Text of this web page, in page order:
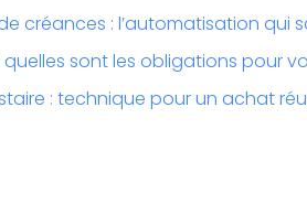
créances : l’automatisation qui
sont les obligations pour
: technique pour un achat